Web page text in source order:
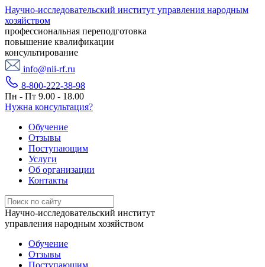
Научно-исследовательский институт управления народным
хозяйством
профессиональная переподготовка
повышение квалификации
консультирование
info@nii-rf.ru
8-800-222-38-98
Пн - Пт 9.00 - 18.00
Нужна консультация?
Обучение
Отзывы
Поступающим
Услуги
Об организации
Контакты
Научно-исследовательский институт
управления народным хозяйством
Обучение
Отзывы
Поступающим